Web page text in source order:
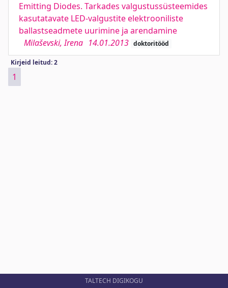
Emitting Diodes. Tarkades valgustussüsteemides
kasutatavate LED-valgustite elektrooniliste
ballastseadmete uurimine ja arendamine
Milaševski, Irena 14.01.2013 doktoritööd
Kirjeid leitud: 2
1
TALTECH DIGIKOGU